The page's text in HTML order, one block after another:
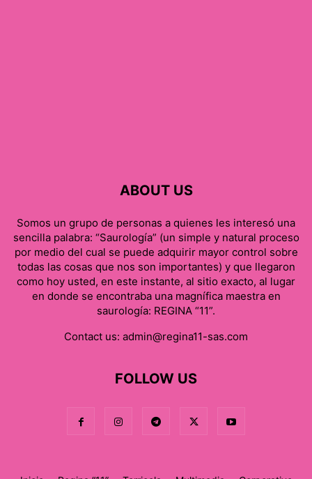
ABOUT US
Somos un grupo de personas a quienes les interesó una
sencilla palabra: “Saurología” (un simple y natural proceso
por medio del cual se puede adquirir mayor control sobre
todas las cosas que nos son importantes) y que llegaron
como hoy usted, en este instante, al sitio exacto, al lugar
en donde se encontraba una magnífica maestra en
saurología: REGINA “11”.
Contact us: admin@regina11-sas.com
FOLLOW US